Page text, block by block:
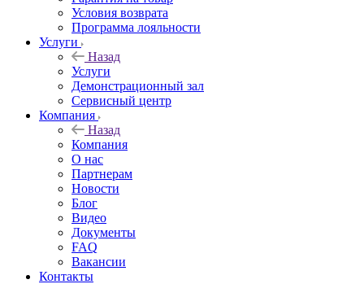
Условия возврата
Программа лояльности
Услуги
Назад
Услуги
Демонстрационный зал
Сервисный центр
Компания
Назад
Компания
О нас
Партнерам
Новости
Блог
Видео
Документы
FAQ
Вакансии
Контакты